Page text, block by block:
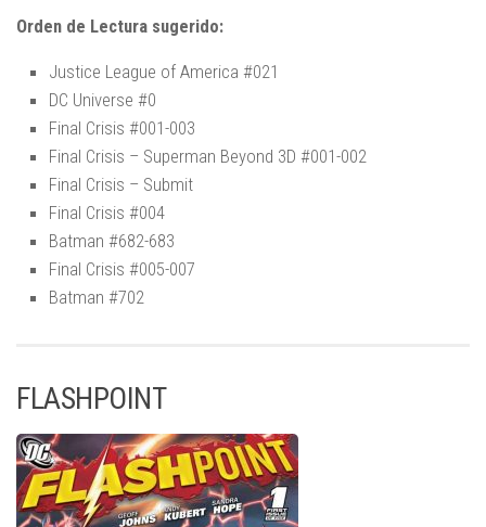
Orden de Lectura sugerido:
Justice League of America #021
DC Universe #0
Final Crisis #001-003
Final Crisis – Superman Beyond 3D #001-002
Final Crisis – Submit
Final Crisis #004
Batman #682-683
Final Crisis #005-007
Batman #702
FLASHPOINT